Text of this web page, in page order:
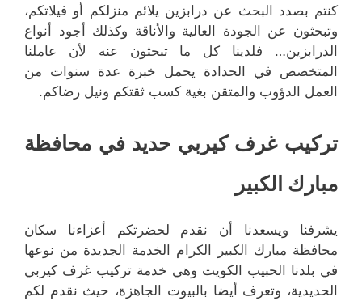
كنتم بصدد البحث عن درابزين يلائم منزلكم أو فيلاتكم،
وتبحثون عن الجودة العالية والأناقة وكذلك أجود أنواع
الدرابزين… فلدينا كل ما تبحثون عنه لأن عاملنا
المتخصص في الحدادة يحمل خبرة عدة سنوات من
العمل الدؤوب والمتقن بغية كسب ثقتكم ونيل رضاكم.
تركيب غرف كيربي حديد في محافظة
مبارك الكبير
يشرفنا ويسعدنا أن نقدم لحضرتكم أعزاءنا سكان
محافظة مبارك الكبير الكرام الخدمة الجديدة من نوعها
في بلدنا الحبيب الكويت وهي خدمة تركيب غرف كيربي
الحديدية، وتعرف أيضا بالبيوت الجاهزة، حيث نقدم لكم